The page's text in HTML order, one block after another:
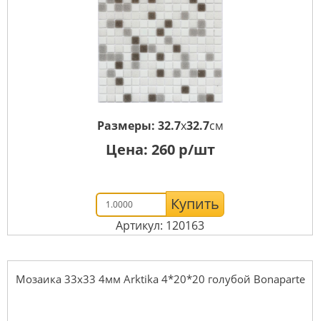
Размеры: 32.7x32.7см
Цена: 260р/шт
Купить
Артикул: 120163
Мозаика 33x33 4мм Arktika 4*20*20 голубой Bonaparte